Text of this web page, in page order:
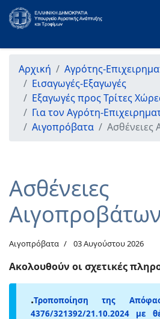
Αρχική
Αγρότης-
Εισαγωγές-Εξαγωγές
Εξαγωγές προς Τρίτες
Για τον Αγρότη-
Αιγοπρόβατα
Ασθένειες
Ασθένειες
Αιγοπρόβατα 03 Αυγούστου 2026
Ακολουθούν οι σχετικές
.Τροποποίηση της
4376/321392/21.10.2024 με